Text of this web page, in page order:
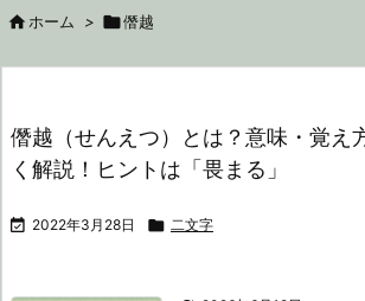
 ホーム > 僭越
僭越（せんえつ）とは？意味・覚え
く解説！ヒントは「畏まる」
 2022年3月28日  二文字